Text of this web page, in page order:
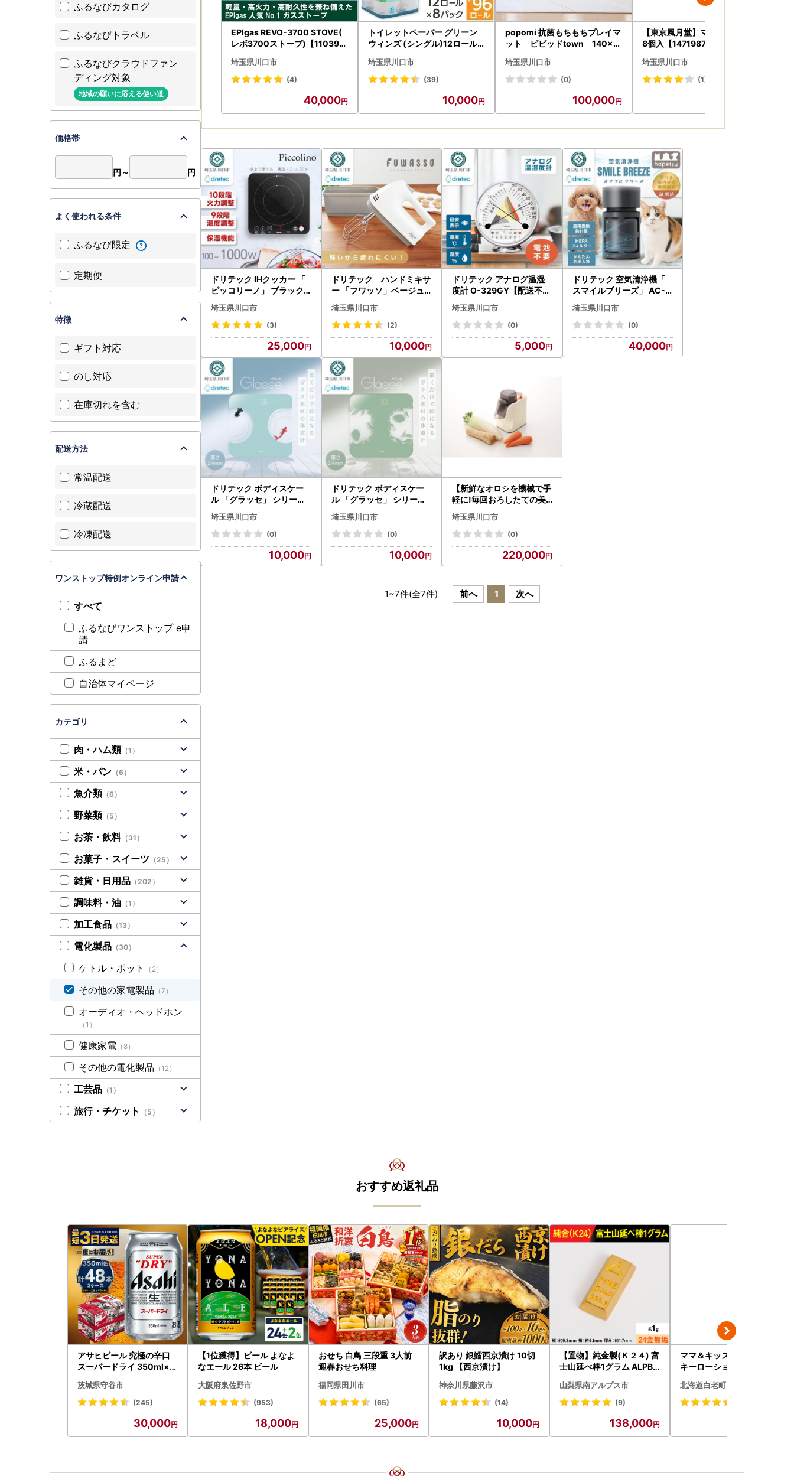
EPIgas REVO-3700 STOVE(
レボ3700ストーブ)【110399
埼玉県川口市
(4)
40,000
トイレットペーパー グリーン
ウィンズ (シングル)12ロール×
地域：離島・沖縄県】【14840
78】
埼玉県川口市
(39)
10,000
popomi 抗菌もちもちプレイマ
ット ビビッドtown 140×2
埼玉県川口市
(0)
100,000
【東京風月堂】マロングラッセ
8個入【1471987】
埼玉県川口市
(1)
ドリテック IHクッカー 「
ピッコリーノ」 ブラック D
I-217BK【配送不可地域：
離島・沖縄県】【164262
6】
埼玉県川口市
(3)
25,000
ドリテック ハンドミキサ
ー 「フワッソ」ベージュ H
M-709BE【配送不可地域
：離島・沖縄県】【16426
31】
埼玉県川口市
(2)
10,000
ドリテック アナログ温湿
度計 O-329GY【配送不可
地域：離島・沖縄県】【17
16834】
埼玉県川口市
(0)
5,000
ドリテック 空気清浄機「
スマイルブリーズ」 AC-1
00DG【配送不可地域：離
島・沖縄県】【1716811】
埼玉県川口市
(0)
40,000
ドリテック ボディスケー
ル 「グラッセ」 シリーズ
ライトブルー BS-186LB【
配送不可地域：離島・沖縄
県】【1756824】
埼玉県川口市
(0)
10,000
ドリテック ボディスケー
ル 「グラッセ」 シリーズ
リーフ BS-186LF【配送不
可地域：離島・沖縄県】【
1756825】
埼玉県川口市
(0)
10,000
【新鮮なオロシを機械で手
軽に!毎回おろしたての美
味しさをお楽しみください
】RX-2 コンパクトオロシ
【1595830】
埼玉県川口市
(0)
220,000
1~7件(全7件) 前へ 1 次へ
ふるなびカタログ
ふるなびトラベル
ふるなびクラウドファン
ディング対象
地域の願いに応える使い道
価格帯
円～ 円
よく使われる条件
ふるなび限定
定期便
特徴
ギフト対応
のし対応
在庫切れを含む
配送方法
常温配送
冷蔵配送
冷凍配送
ワンストップ特例オンライン申請
すべて
ふるなびワンストップ e申
請
ふるまど
自治体マイページ
カテゴリ
肉・ハム類 （1）
米・パン （6）
魚介類 （6）
野菜類 （5）
お茶・飲料（31）
お菓子・スイーツ （25）
雑貨・日用品 （202）
調味料・油 （1）
加工食品 （13）
電化製品 （30）
ケトル・ポット （2）
その他の家電製品 （7）
オーディオ・ヘッドホン
（1）
健康家電 （8）
その他の電化製品 （12）
工芸品 （1）
旅行・チケット （5）
おすすめ返礼品
アサヒビール 究極の辛口
スーパードライ 350ml×4
茨城県守谷市
(245)
30,000
【1位獲得】ビール よなよ
なエール 26本 ビール
大阪府泉佐野市
(953)
18,000
おせち 白鳥 三段重 3人前
迎春おせち料理
福岡県田川市
(65)
25,000
訳あり 銀鱈西京漬け 10切
1kg 【西京漬け】
神奈川県藤沢市
(14)
10,000
【置物】純金製(Ｋ２４) 富
士山延べ棒1グラム ALPBK
山梨県南アルプス市
(9)
138,000
ママ＆キッズ ベビーミル
キーローションお得用サイ
0
北海道白老町